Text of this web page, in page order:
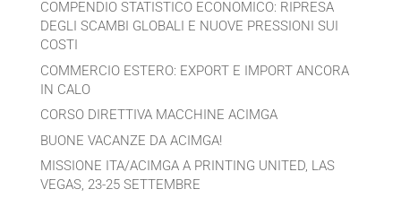
COMPENDIO STATISTICO ECONOMICO: RIPRESA
DEGLI SCAMBI GLOBALI E NUOVE PRESSIONI SUI
COSTI
COMMERCIO ESTERO: EXPORT E IMPORT ANCORA
IN CALO
CORSO DIRETTIVA MACCHINE ACIMGA
BUONE VACANZE DA ACIMGA!
MISSIONE ITA/ACIMGA A PRINTING UNITED, LAS
VEGAS, 23-25 SETTEMBRE